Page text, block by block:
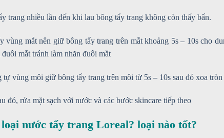
trang nhiều lần đến khi lau bông tẩy trang không còn thấy bẩn.
vùng mắt nên giữ bông tẩy trang trên mắt khoảng 5s – 10s cho
mắt tránh làm nhăn đuôi mắt
tự vùng môi giữ bông tẩy trang trên môi từ 5s – 10s sau đó xoa tròn
đó, rửa mặt sạch với nước và các bước skincare tiếp theo
loại nước tẩy trang Loreal? loại nào tốt?